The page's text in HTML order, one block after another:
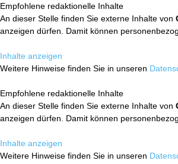
Empfohlene redaktionelle Inhalte
An dieser Stelle finden Sie externe Inhalte von
anzeigen dürfen. Damit können
Inhalte anzeigen
Weitere Hinweise finden Sie in unseren
Empfohlene redaktionelle Inhalte
An dieser Stelle finden Sie externe Inhalte von
anzeigen dürfen. Damit können
Inhalte anzeigen
Weitere Hinweise finden Sie in unseren